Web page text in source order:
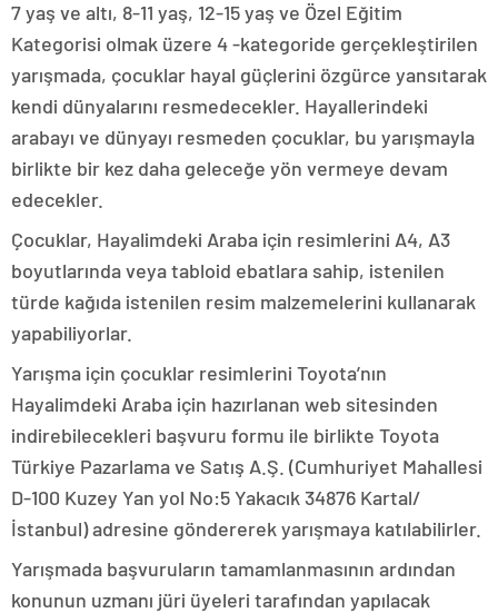
7 yaş ve altı, 8-11 yaş, 12-15 yaş ve Özel Eğitim
Kategorisi olmak üzere 4 -kategoride gerçekleştirilen
yarışmada, çocuklar hayal güçlerini özgürce yansıtarak
kendi dünyalarını resmedecekler. Hayallerindeki
arabayı ve dünyayı resmeden çocuklar, bu yarışmayla
birlikte bir kez daha geleceğe yön vermeye devam
edecekler.
Çocuklar, Hayalimdeki Araba için resimlerini A4, A3
boyutlarında veya tabloid ebatlara sahip, istenilen
türde kağıda istenilen resim malzemelerini kullanarak
yapabiliyorlar.
Yarışma için çocuklar resimlerini Toyota’nın
Hayalimdeki Araba için hazırlanan web sitesinden
indirebilecekleri başvuru formu ile birlikte Toyota
Türkiye Pazarlama ve Satış A.Ş. (Cumhuriyet Mahallesi
D-100 Kuzey Yan yol No:5 Yakacık 34876 Kartal/
İstanbul) adresine göndererek yarışmaya katılabilirler.
Yarışmada başvuruların tamamlanmasının ardından
konunun uzmanı jüri üyeleri tarafından yapılacak